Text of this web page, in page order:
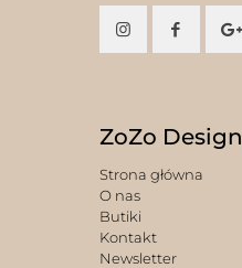
ZoZo Design
Strona główna
O nas
Butiki
Kontakt
Newsletter